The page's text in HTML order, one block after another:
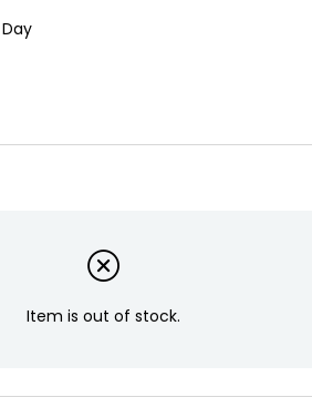
Item is out of stock.